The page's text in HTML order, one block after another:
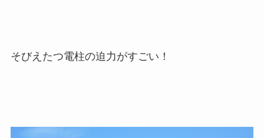
そびえたつ電柱の迫力がすごい！